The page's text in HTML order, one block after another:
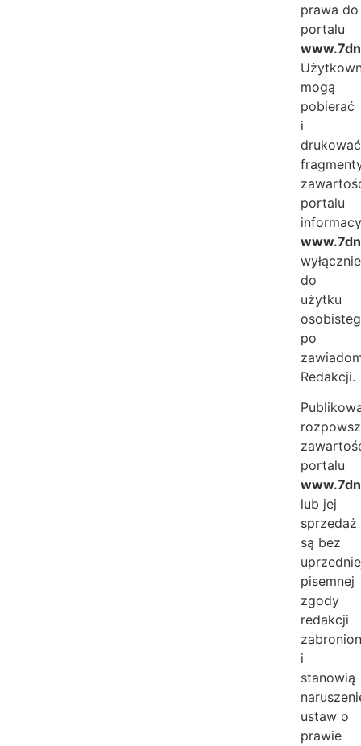
prawa do
portalu
mogą
pobierać
i
drukować
portalu
wyłącznie
do
użytku
po
Redakcji.
portalu
lub jej
sprzedaż
są bez
pisemnej
zgody
redakcji
i
stanowią
ustaw o
prawie